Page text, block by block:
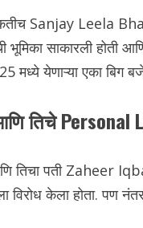
नुकतीच Sanjay Leela
साकारली होती
मध्ये येणाऱ्या एका
तिचे Personal
तिचा पती Zaheer
विरोध केला होता. पण